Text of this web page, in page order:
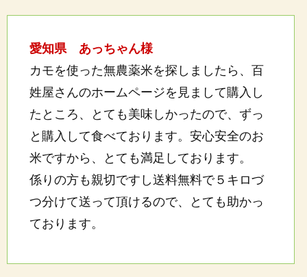
愛知県 あっちゃん様
カモを使った無農薬米を探しましたら、百
姓屋さんのホームページを見まして購入し
たところ、とても美味しかったので、ずっ
と購入して食べております。安心安全のお
米ですから、とても満足しております。
係りの方も親切ですし送料無料で５キロづ
つ分けて送って頂けるので、とても助かっ
ております。